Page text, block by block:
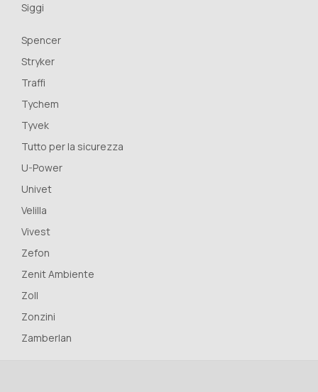
Siggi
Spencer
Stryker
Traffi
Tychem
Tyvek
Tutto per la sicurezza
U-Power
Univet
Velilla
Vivest
Zefon
Zenit Ambiente
Zoll
Zonzini
Zamberlan